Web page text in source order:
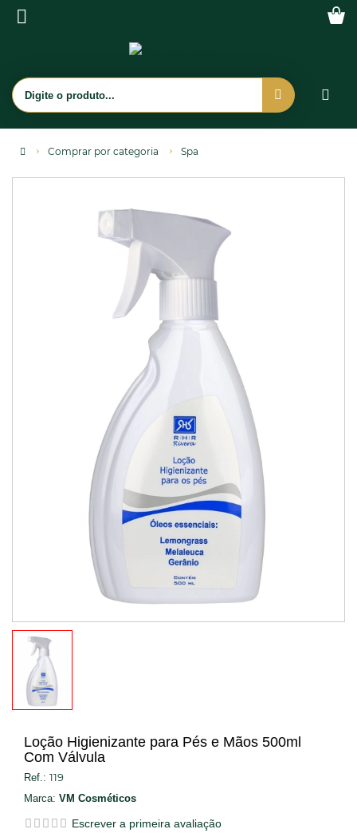
Comprar por categoria Spa
Loção Higienizante para Pés e Mãos 500ml
Com Válvula
Ref.: 119
Marca: VM Cosméticos
Escrever a primeira avaliação